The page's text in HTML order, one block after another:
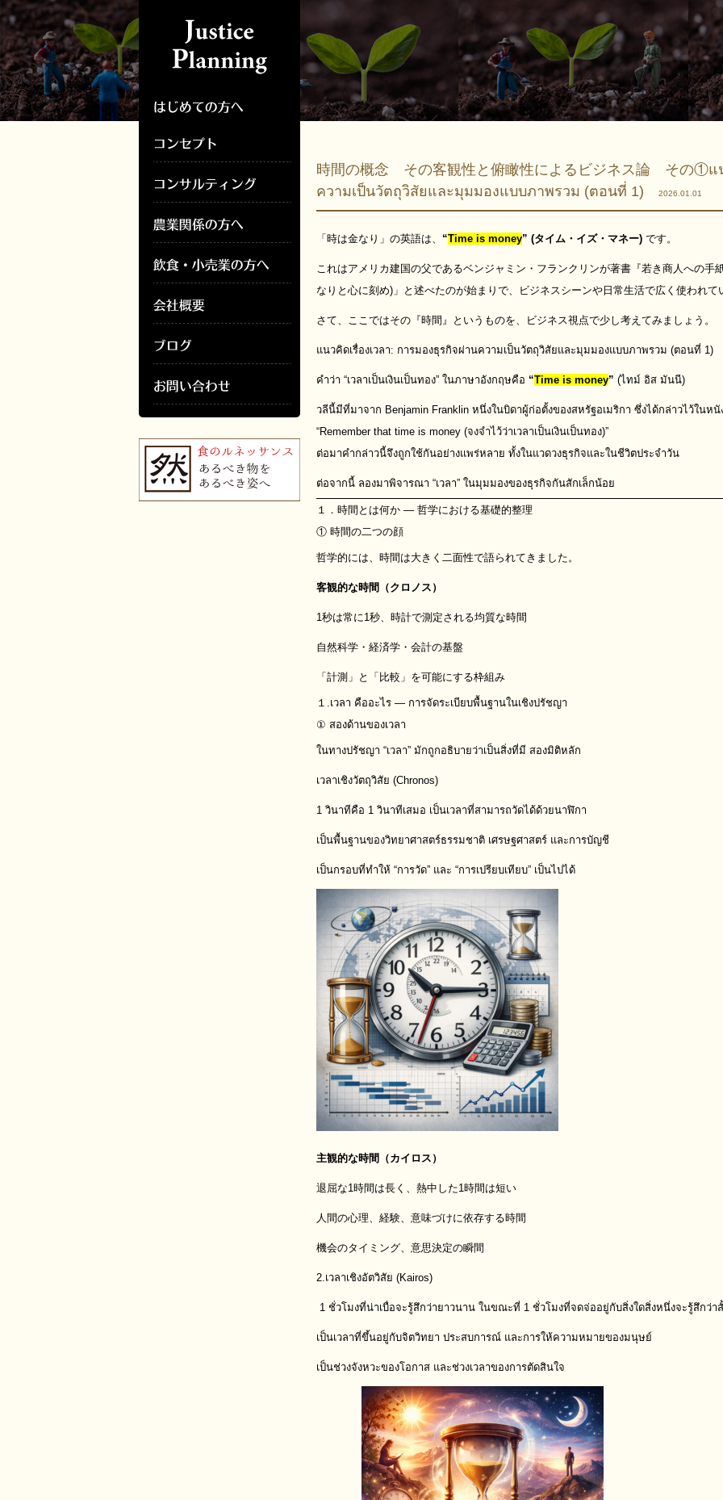
時間の概念 その客観性と俯瞰性によるビジネス論 その①แ
ความเป็นวัตถุวิสัยและมุมมองแบบภาพรวม (ตอนที่ 1)
2026.01.01
「時は金なり」の英語は、 “Time is money” (タイム・イズ・マネー) です。
これはアメリカ建国の父であるベンジャミン・フランクリンが著書『若き商人への
なりと心に刻め)」と述べたのが始まりで、ビジネスシーンや日常生活で広く使われて
さて、ここではその『時間』というものを、ビジネス視点で少し考えてみましょう。
แนวคิดเรื่องเวลา: การมองธุรกิจผ่านความเป็นวัตถุวิสัยและมุมมองแบบภาพรวม (ตอนที่ 1)
คำว่า “เวลาเป็นเงินเป็นทอง” ในภาษาอังกฤษคือ “Time is money” (ไทม์ อิส มันนี)
วลีนี้มีที่มาจาก Benjamin Franklin หนึ่งในบิดาผู้ก่อตั้งของสหรัฐอเมริกา ซึ่งได้กล่าวไว้ในหนั
“Remember that time is money (จงจำไว้ว่าเวลาเป็นเงินเป็นทอง)”
ต่อมาคำกล่าวนี้จึงถูกใช้กันอย่างแพร่หลาย ทั้งในแวดวงธุรกิจและในชีวิตประจำวัน
ต่อจากนี้ ลองมาพิจารณา “เวลา” ในมุมมองของธุรกิจกันสักเล็กน้อย
１．時間とは何か ― 哲学における基礎的整理
① 時間の二つの顔
哲学的には、時間は大きく二面性で語られてきました。
客観的な時間（クロノス）
1秒は常に1秒、時計で測定される均質な時間
自然科学・経済学・会計の基盤
「計測」と「比較」を可能にする枠組み
１.เวลา คืออะไร — การจัดระเบียบพื้นฐานในเชิงปรัชญา
① สองด้านของเวลา
ในทางปรัชญา “เวลา” มักถูกอธิบายว่าเป็นสิ่งที่มี สองมิติหลัก
เวลาเชิงวัตถุวิสัย (Chronos)
1 วินาทีคือ 1 วินาทีเสมอ เป็นเวลาที่สามารถวัดได้ด้วยนาฬิกา
เป็นพื้นฐานของวิทยาศาสตร์ธรรมชาติ เศรษฐศาสตร์ และการบัญชี
เป็นกรอบที่ทำให้ “การวัด” และ “การเปรียบเทียบ” เป็นไปได้
主観的な時間（カイロス）
退屈な1時間は長く、熱中した1時間は短い
人間の心理、経験、意味づけに依存する時間
機会のタイミング、意思決定の瞬間
2.เวลาเชิงอัตวิสัย (Kairos)
1 ชั่วโมงที่น่าเบื่อจะรู้สึกว่ายาวนาน ในขณะที่ 1 ชั่วโมงที่จดจ่ออยู่กับสิ่งใดสิ่งหนึ่งจะรู้สึกว่า
เป็นเวลาที่ขึ้นอยู่กับจิตวิทยา ประสบการณ์ และการให้ความหมายของมนุษย์
เป็นช่วงจังหวะของโอกาส และช่วงเวลาของการตัดสินใจ